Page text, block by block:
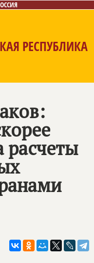
РЕСПУБЛИКА
расчеты